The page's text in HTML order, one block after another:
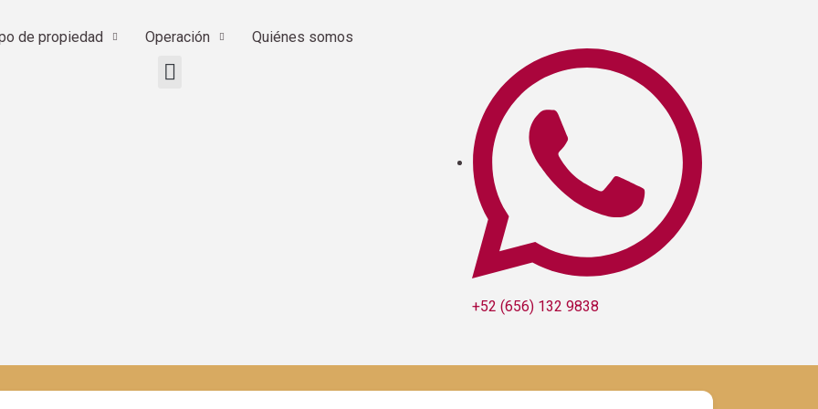
de propiedad Operación Quiénes somos
+52 (656) 132 9838